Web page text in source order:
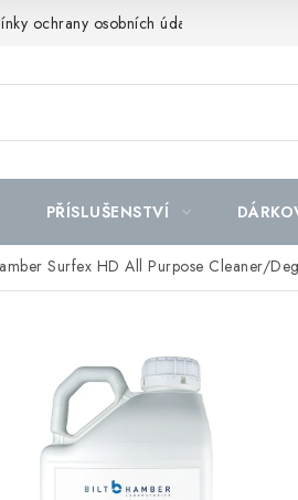
ochrany osobních údajů
PŘÍSLUŠENSTVÍ
Surfex HD All Purpose Cleaner/